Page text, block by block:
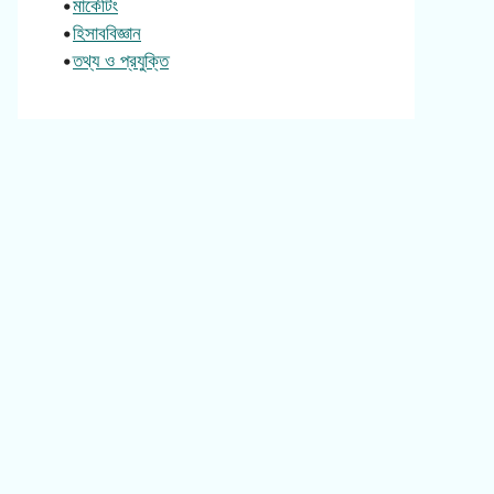
•মার্কেটিং
•হিসাববিজ্ঞান
•তথ্য ও প্রযুক্তি